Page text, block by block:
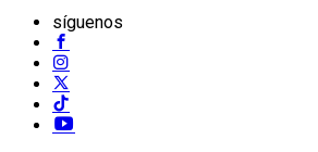
síguenos